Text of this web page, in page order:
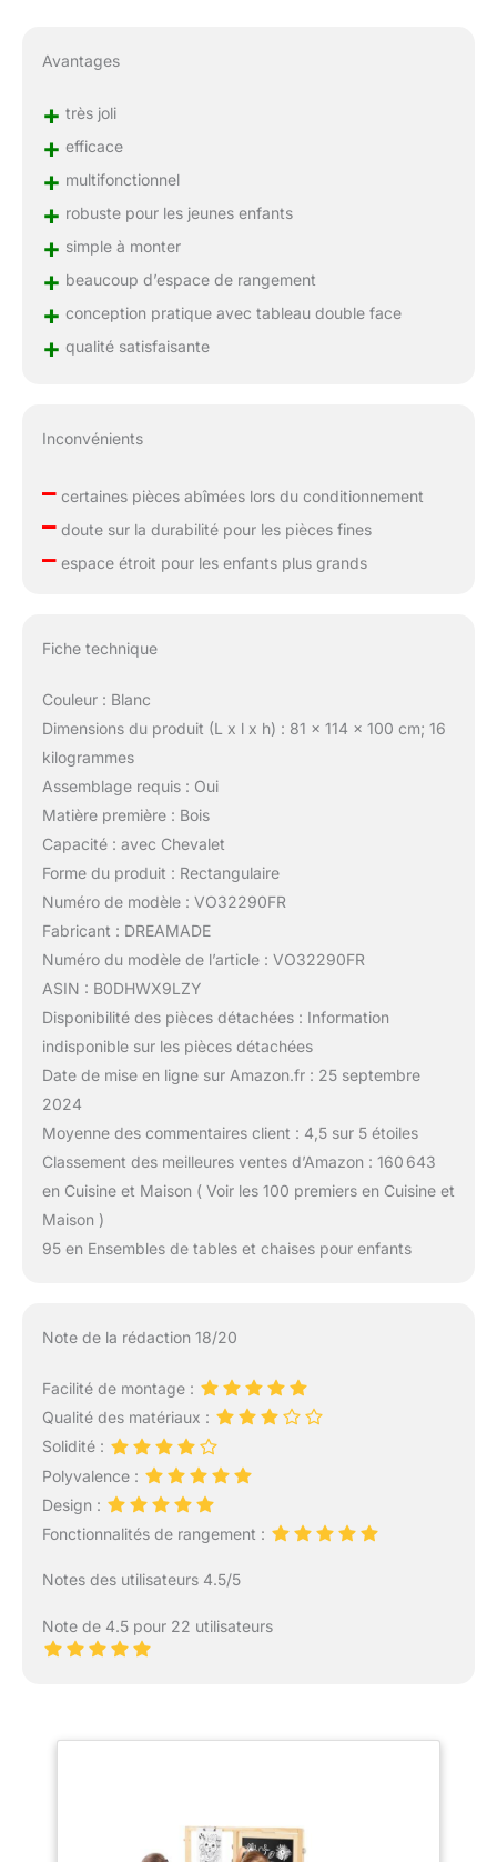
Avantages
+ très joli
+ efficace
+ multifonctionnel
+ robuste pour les jeunes enfants
+ simple à monter
+ beaucoup d’espace de rangement
+ conception pratique avec tableau double face
+ qualité satisfaisante
Inconvénients
–certaines pièces abîmées lors du conditionnement
–doute sur la durabilité pour les pièces fines
–espace étroit pour les enfants plus grands
Fiche technique
Couleur : Blanc
Dimensions du produit (L x l x h) : 81 x 114 x 100 cm; 16
kilogrammes
Assemblage requis : Oui
Matière première : Bois
Capacité : avec Chevalet
Forme du produit : Rectangulaire
Numéro de modèle : VO32290FR
Fabricant : DREAMADE
Numéro du modèle de l’article : VO32290FR
ASIN : B0DHWX9LZY
Disponibilité des pièces détachées : Information
indisponible sur les pièces détachées
Date de mise en ligne sur Amazon.fr : 25 septembre
2024
Moyenne des commentaires client : 4,5 sur 5 étoiles
Classement des meilleures ventes d’Amazon : 160 643
en Cuisine et Maison ( Voir les 100 premiers en Cuisine et
Maison )
95 en Ensembles de tables et chaises pour enfants
Note de la rédaction 18/20
Facilité de montage :
Qualité des matériaux :
Solidité :
Polyvalence :
Design :
Fonctionnalités de rangement :
Notes des utilisateurs 4.5/5
Note de 4.5 pour 22 utilisateurs